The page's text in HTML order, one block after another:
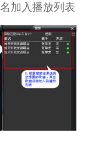
加入播放列表